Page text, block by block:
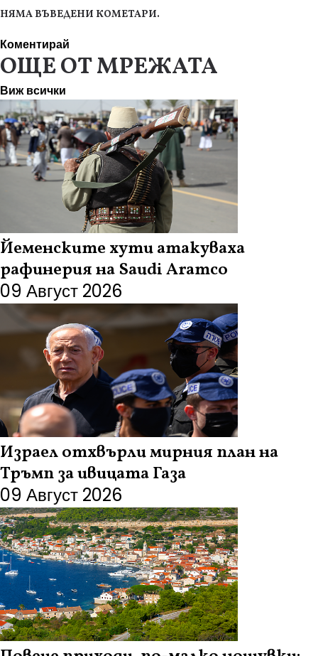
НЯМА ВЪВЕДЕНИ КОМЕТАРИ.
Коментирай
ОЩЕ ОТ МРЕЖАТА
Виж всички
Йеменските хути атакуваха
рафинерия на Saudi Aramco
09 Август 2026
Израел отхвърли мирния план на
Тръмп за ивицата Газа
09 Август 2026